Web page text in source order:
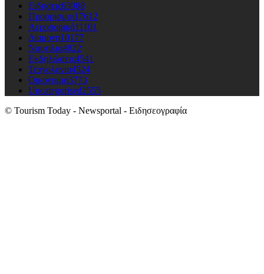
Ειδησεις63988
Προορισμοι17612
Αεροπορικά11101
Διαμονη10177
Ναυτιλια4822
Εκδηλώσεις4541
Τεχνολογια4524
Οικονομια3773
Uncategorised2555
© Tourism Today - Newsportal - Ειδησεογραφία